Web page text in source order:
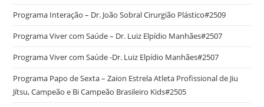
Programa Interação – Dr. João Sobral Cirurgião Plástico#2509
Programa Viver com Saúde – Dr. Luiz Elpídio Manhães#2507
Programa Viver com Saúde -Dr. Luiz Elpídio Manhães#2507
Programa Papo de Sexta – Zaion Estrela Atleta Profissional de Jiu
Jítsu, Campeão e Bi Campeão Brasileiro Kids#2505